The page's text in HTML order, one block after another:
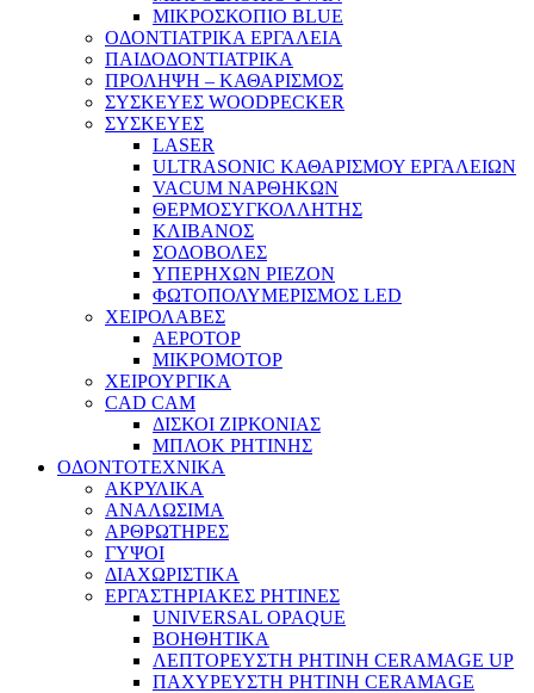
ΜΙΚΡΟΣΚΟΠΙΟ BLUE
ΟΔΟΝΤΙΑΤΡΙΚΑ ΕΡΓΑΛΕΙΑ
ΠΑΙΔΟΔΟΝΤΙΑΤΡΙΚΑ
ΠΡΟΛΗΨΗ – ΚΑΘΑΡΙΣΜΟΣ
ΣΥΣΚΕΥΕΣ WOODPECKER
ΣΥΣΚΕΥΕΣ
LASER
ULTRASONIC ΚΑΘΑΡΙΣΜΟΥ ΕΡΓΑΛΕΙΩΝ
VACUM ΝΑΡΘΗΚΩΝ
ΘΕΡΜΟΣΥΓΚΟΛΛΗΤΗΣ
ΚΛΙΒΑΝΟΣ
ΣΟΔΟΒΟΛΕΣ
ΥΠΕΡΗΧΩΝ PIEZON
ΦΩΤΟΠΟΛΥΜΕΡΙΣΜΟΣ LED
ΧΕΙΡΟΛΑΒΕΣ
ΑΕΡΟΤΟΡ
ΜΙΚΡΟΜΟΤΟΡ
ΧΕΙΡΟΥΡΓΙΚΑ
CAD CAM
ΔΙΣΚΟΙ ΖΙΡΚΟΝΙΑΣ
ΜΠΛΟΚ ΡΗΤΙΝΗΣ
ΟΔΟΝΤΟΤΕΧΝΙΚΑ
ΑΚΡΥΛΙΚΑ
ΑΝΑΛΩΣΙΜΑ
ΑΡΘΡΩΤΗΡΕΣ
ΓΥΨΟΙ
ΔΙΑΧΩΡΙΣΤΙΚΑ
ΕΡΓΑΣΤΗΡΙΑΚΕΣ ΡΗΤΙΝΕΣ
UNIVERSAL OPAQUE
ΒΟΗΘΗΤΙΚΑ
ΛΕΠΤΟΡΕΥΣΤΗ ΡΗΤΙΝΗ CERAMAGE UP
ΠΑΧΥΡΕΥΣΤΗ ΡΗΤΙΝΗ CERAMAGE